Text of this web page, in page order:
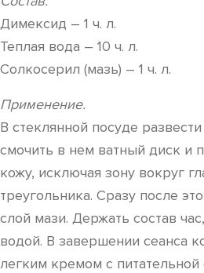
Димексид – 1 ч. л.
Теплая вода – 10 ч. л.
Солкосерил (мазь) – 1 ч. л.
Применение.
В стеклянной посуде
смочить в нем ватный диск и
кожу, исключая зону вокруг
треугольника. Сразу после
слой мази. Держать состав
водой. В завершении сеанса
легким кремом с